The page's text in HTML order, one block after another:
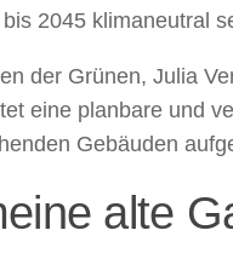
2045 klimaneutral
der Grünen, Julia
eine planbare und
Gebäuden
alte